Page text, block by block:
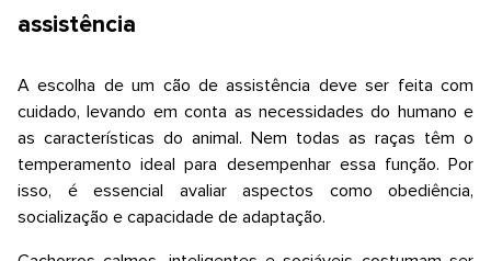
assistência
A escolha de um cão de assistência deve ser feita com
cuidado, levando em conta as necessidades do humano e
as características do animal. Nem todas as raças têm o
temperamento ideal para desempenhar essa função. Por
isso, é essencial avaliar aspectos como obediência,
socialização e capacidade de adaptação.